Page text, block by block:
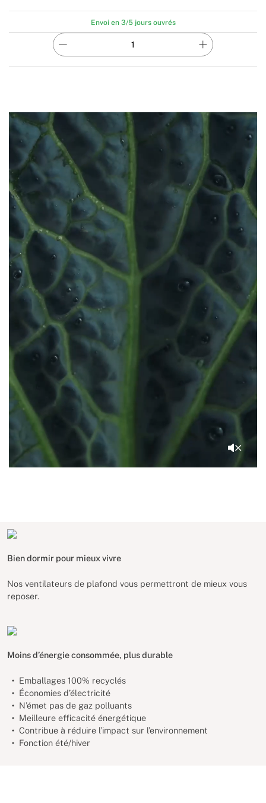
Envoi en 3/5 jours ouvrés
Bien dormir pour mieux vivre
Nos ventilateurs de plafond vous permettront de mieux vous
reposer.
Moins d’énergie consommée, plus durable
Emballages 100% recyclés
Économies d’électricité
N’émet pas de gaz polluants
Meilleure efficacité énergétique
Contribue à réduire l’impact sur l’environnement
Fonction été/hiver